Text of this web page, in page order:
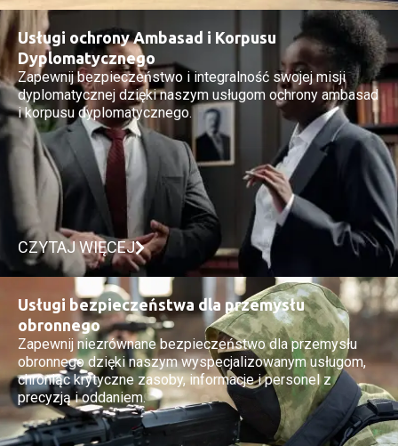
Usługi ochrony Ambasad i Korpusu
Dyplomatycznego
Zapewnij bezpieczeństwo i integralność swojej misji
dyplomatycznej dzięki naszym usługom ochrony ambasad
i korpusu dyplomatycznego.
CZYTAJ WIĘCEJ
Usługi bezpieczeństwa dla przemysłu
obronnego
Zapewnij niezrównane bezpieczeństwo dla przemysłu
obronnego dzięki naszym wyspecjalizowanym usługom,
chroniąc krytyczne zasoby, informacje i personel z
precyzją i oddaniem.